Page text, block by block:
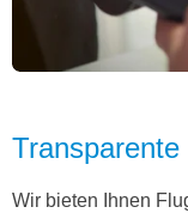
Wir bieten Ihnen